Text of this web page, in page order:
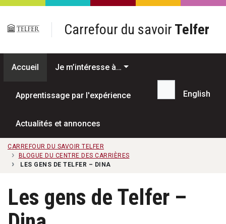
Passer au contenu principal
Carrefour du savoir Telfer
Accueil Je m’intéresse à…
Apprentissage par l'expérience
Actualités et annonces
Recherche...
English
CARREFOUR DU SAVOIR TELFER
BLOGUE DU CENTRE DES CARRIÈRES
LES GENS DE TELFER – DINA
Les gens de Telfer –